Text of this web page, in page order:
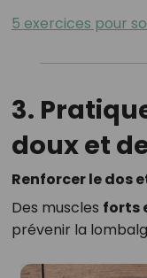
5 exercices pour
3.
doux et
Renforcer le dos
Des muscles forts
prévenir la